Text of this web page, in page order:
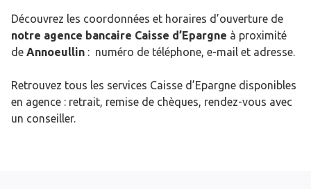
Découvrez les coordonnées et horaires d’ouverture de
notre agence bancaire Caisse d’Epargne à proximité
de Annoeullin : numéro de téléphone, e-mail et adresse.
Retrouvez tous les services Caisse d’Epargne disponibles
en agence : retrait, remise de chèques, rendez-vous avec
un conseiller.